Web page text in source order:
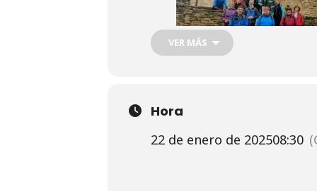
Salida del Grupo por la
VER MÁS
Hora
22 de enero de 202508:30